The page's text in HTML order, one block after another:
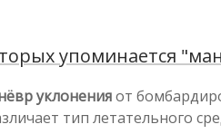
упоминается
уклоненияот
тип летательного